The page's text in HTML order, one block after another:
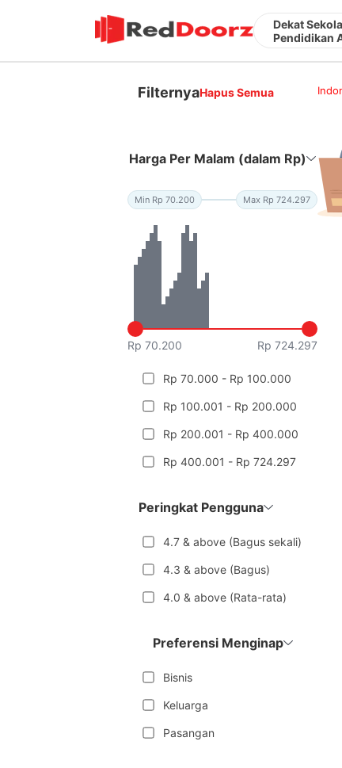
Dekat
Pendidikan
FilternyaHapus Semua
Harga Per Malam (dalam Rp)
Min Rp 70.200 Max Rp 724.297
Rp 70.200 Rp 724.297
Rp 70.000 - Rp 100.000
Rp 100.001 - Rp 200.000
Rp 200.001 - Rp 400.000
Rp 400.001 - Rp 724.297
Peringkat Pengguna
4.7 & above (Bagus sekali)
4.3 & above (Bagus)
4.0 & above (Rata-rata)
Preferensi Menginap
Bisnis
Keluarga
Pasangan